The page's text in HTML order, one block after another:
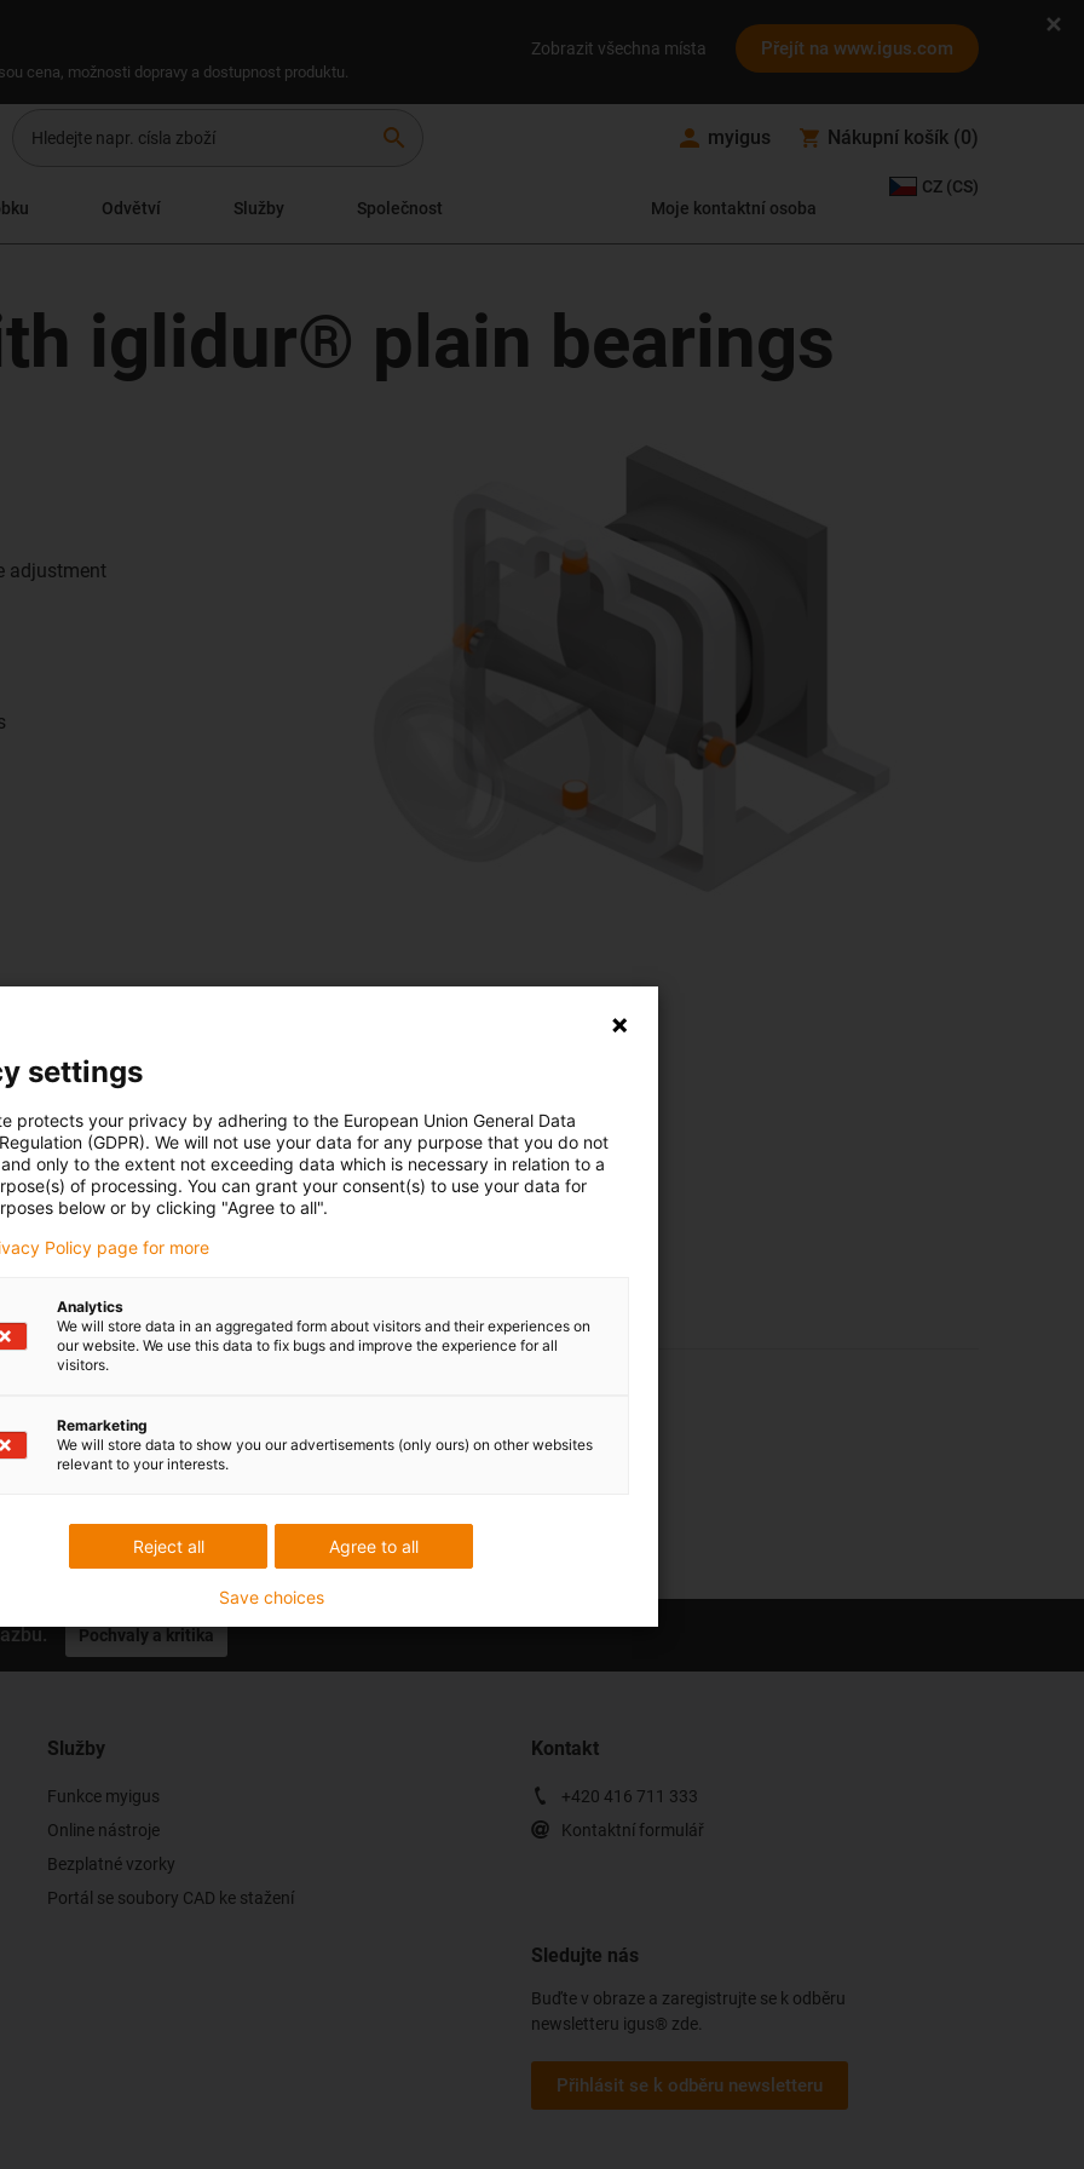
cena, možnosti dopravy a dostupnost produktu.
Zobrazit všechna místa Přejít na www.igus.com
search myigus Nákupní košík (0)
Odvětví Služby Společnost Moje kontaktní osoba
CZ (CS)
iglidur® plain bearings
adjustment
industry
from very different areas of use
of industry and type of use
Pochvaly a kritika
Služby
Funkce myigus
Online nástroje
Bezplatné vzorky
Portál se soubory CAD ke stažení
Kontakt
+420 416 711 333
Kontaktní formulář
Sledujte nás
Buďte v obraze a zaregistrujte se k odběru
newsletteru igus® zde.
Přihlásit se k odběru newsletteru
settings
protects your privacy by adhering to the European Union General Data
(GDPR). We will not use your data for any purpose that you do not
only to the extent not exceeding data which is necessary in relation to a
of processing. You can grant your consent(s) to use your data for
below or by clicking "Agree to all".
Policy page for more
Analytics
We will store data in an aggregated form about visitors and their experiences on
our website. We use this data to fix bugs and improve the experience for all
visitors.
Remarketing
We will store data to show you our advertisements (only ours) on other websites
relevant to your interests.
Agree to all
Reject all
Save choices